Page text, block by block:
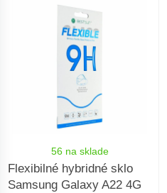
56 na sklade
Flexibilné hybridné sklo
Samsung Galaxy A22 4G